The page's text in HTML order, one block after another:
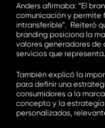
Anders afirmaba: “El
comunicación y permite
intransferible”. Reiteró
branding posiciona la
valores generadores de
servicios que representa.
También explicó la
para definir una
consumidores a la
concepto y la
personalizadas,